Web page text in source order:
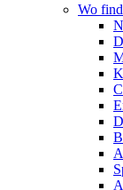
Wo